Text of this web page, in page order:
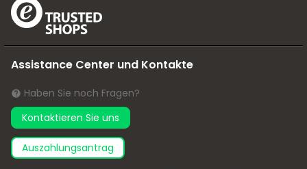
Assistance Center und Kontakte
Haben Sie noch Fragen?
Kontaktieren Sie uns
Auszahlungsantrag